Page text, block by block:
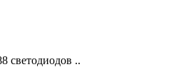
светодиодов ..